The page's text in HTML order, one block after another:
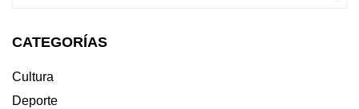
DO
2019
CATEGORÍAS
Cultura
Deporte